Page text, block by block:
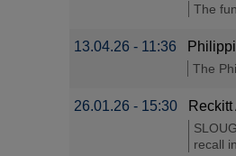
The
13.04.26 - 11:36
The
26.01.26 - 15:30
recall